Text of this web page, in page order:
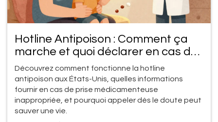
Hotline Antipoison : Comment ça
marche et quoi déclarer en cas de
problème avec les médicaments
Découvrez comment fonctionne la hotline
antipoison aux États-Unis, quelles informations
fournir en cas de prise médicamenteuse
inappropriée, et pourquoi appeler dès le doute peut
sauver une vie.